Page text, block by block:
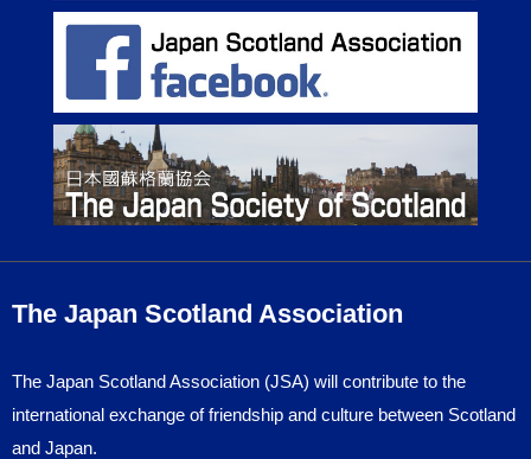
The Japan Scotland Association
The Japan Scotland Association (JSA) will contribute to the
international exchange of friendship and culture between Scotland
and Japan.